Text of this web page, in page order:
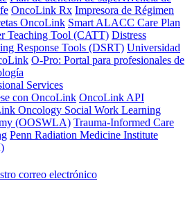
OncoLink Rx Impresora de Régimen
OncoLink Smart ALACC Care Plan
Teaching Tool (CATT) Distress
Response Tools (DSRT) Universidad
O-Pro: Portal para profesionales de
Services
con OncoLink OncoLink API
Oncology Social Work Learning
(OOSWLA) Trauma-Informed Care
Penn Radiation Medicine Institute
correo electrónico